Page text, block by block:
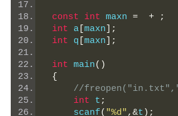
const int maxn = +
;
int a maxn ];
int q maxn ];
int main()
{
//
int t ;
     scanf
( "%d" ,&t );